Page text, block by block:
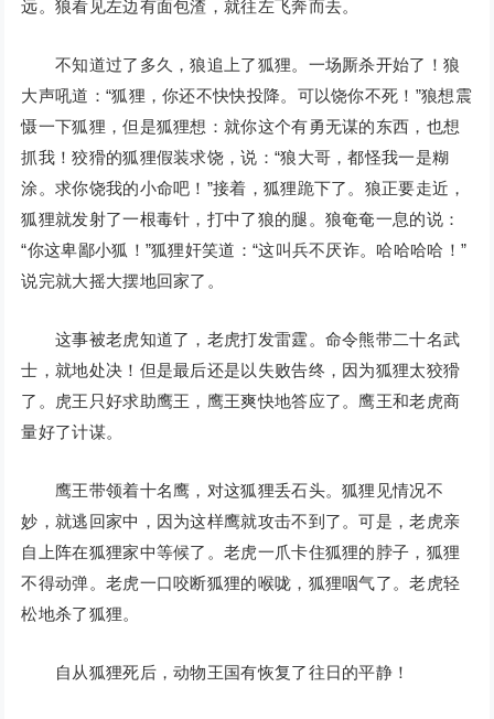
远。狼看见左边有面包渣，就往左飞奔而去。
不知道过了多久，狼追上了狐狸。一场厮杀开始了！狼
大声吼道：“狐狸，你还不快快投降。可以饶你不死！”狼想震
慑一下狐狸，但是狐狸想：就你这个有勇无谋的东西，也想
抓我！狡猾的狐狸假装求饶，说：“狼大哥，都怪我一是糊
涂。求你饶我的小命吧！”接着，狐狸跪下了。狼正要走近，
狐狸就发射了一根毒针，打中了狼的腿。狼奄奄一息的说：
“你这卑鄙小狐！”狐狸奸笑道：“这叫兵不厌诈。哈哈哈哈！”
说完就大摇大摆地回家了。
这事被老虎知道了，老虎打发雷霆。命令熊带二十名武
士，就地处决！但是最后还是以失败告终，因为狐狸太狡猾
了。虎王只好求助鹰王，鹰王爽快地答应了。鹰王和老虎商
量好了计谋。
鹰王带领着十名鹰，对这狐狸丢石头。狐狸见情况不
妙，就逃回家中，因为这样鹰就攻击不到了。可是，老虎亲
自上阵在狐狸家中等候了。老虎一爪卡住狐狸的脖子，狐狸
不得动弹。老虎一口咬断狐狸的喉咙，狐狸咽气了。老虎轻
松地杀了狐狸。
自从狐狸死后，动物王国有恢复了往日的平静！